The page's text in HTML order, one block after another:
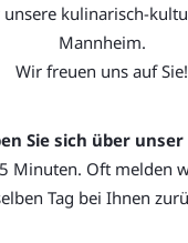
kulinarisch-
Mannheim.
Wir freuen uns auf Sie!
Sie sich über
Minuten. Oft melden
Tag bei Ihnen